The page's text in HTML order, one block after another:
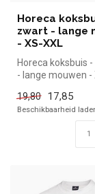
Horeca
zwart - lange
- XS-XXL
Horeca koksbuis
- lange mouwen -
19,80
17,85
Beschikbaarheid